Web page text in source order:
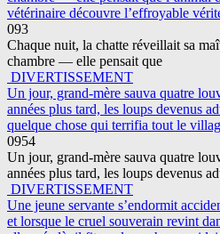
vétérinaire découvre l’effroyable
093
Chaque nuit, la chatte réveillait sa
chambre — elle pensait que
DIVERTISSEMENT
Un jour, grand-mère sauva quatre
années plus tard, les loups devenus
quelque chose qui terrifia tout le
0954
Un jour, grand-mère sauva quatre
années plus tard, les loups devenus
DIVERTISSEMENT
Une jeune servante s’endormit
et lorsque le cruel souverain revint